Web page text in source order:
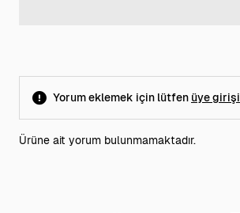
Yorum eklemek için lütfen üye girişi
Ürüne ait yorum bulunmamaktadır.